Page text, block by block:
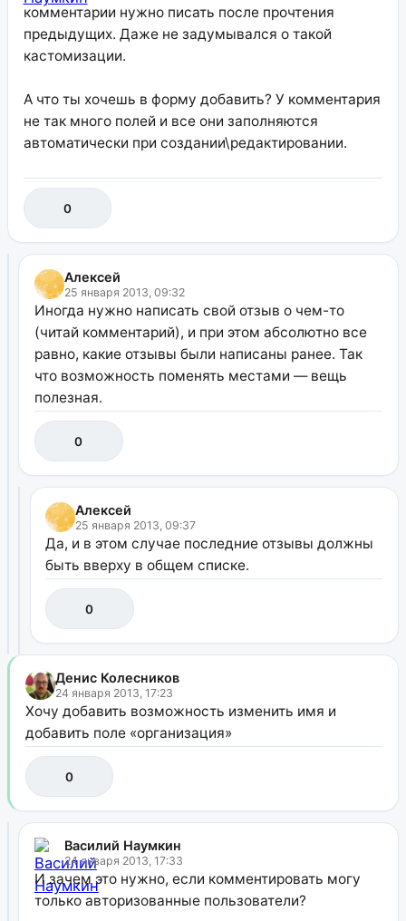
комментарии нужно писать после прочтения
предыдущих. Даже не задумывался о такой
кастомизации.
А что ты хочешь в форму добавить? У комментария
не так много полей и все они заполняются
автоматически при создании\редактировании.
0
Алексей
25 января 2013, 09:32
Иногда нужно написать свой отзыв о чем-то
(читай комментарий), и при этом абсолютно все
равно, какие отзывы были написаны ранее. Так
что возможность поменять местами — вещь
полезная.
0
Алексей
25 января 2013, 09:37
Да, и в этом случае последние отзывы должны
быть вверху в общем списке.
0
Денис Колесников
24 января 2013, 17:23
Хочу добавить возможность изменить имя и
добавить поле «организация»
0
Василий Наумкин
24 января 2013, 17:33
И зачем это нужно, если комментировать могу
только авторизованные пользователи?